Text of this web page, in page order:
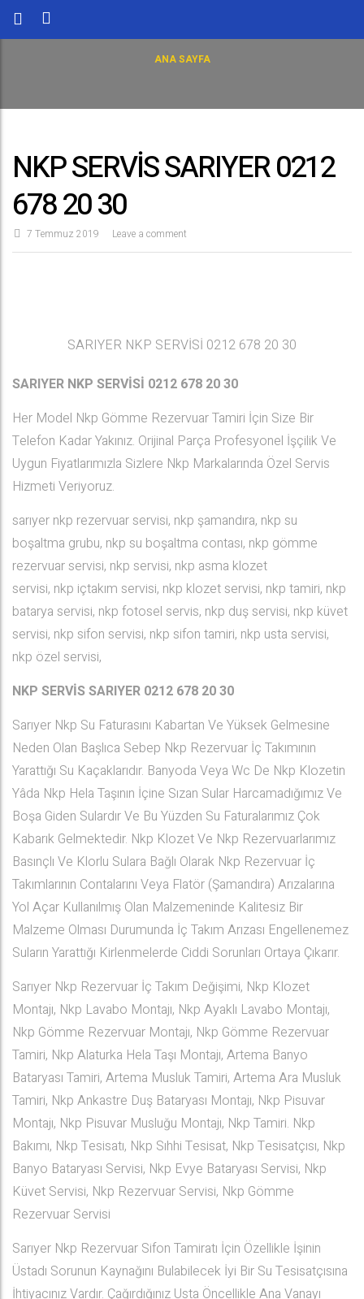
ANA SAYFA
NKP SERVİS SARIYER 0212
678 20 30
7 Temmuz 2019 Leave a comment
SARIYER NKP SERVİSİ 0212 678 20 30
SARIYER NKP SERVİSİ 0212 678 20 30
Her Model Nkp Gömme Rezervuar Tamiri İçin Size Bir
Telefon Kadar Yakınız. Orijinal Parça Profesyonel İşçilik Ve
Uygun Fiyatlarımızla Sizlere Nkp Markalarında Özel Servis
Hizmeti Veriyoruz.
sarıyer nkp rezervuar servisi, nkp şamandıra, nkp su
boşaltma grubu, nkp su boşaltma contası, nkp gömme
rezervuar servisi, nkp servisi, nkp asma klozet
servisi, nkp içtakım servisi, nkp klozet servisi, nkp tamiri, nkp
batarya servisi, nkp fotosel servis, nkp duş servisi, nkp küvet
servisi, nkp sifon servisi, nkp sifon tamiri, nkp usta servisi,
nkp özel servisi,
NKP SERVİS SARIYER 0212 678 20 30
Sarıyer Nkp Su Faturasını Kabartan Ve Yüksek Gelmesine
Neden Olan Başlıca Sebep Nkp Rezervuar İç Takımının
Yarattığı Su Kaçaklarıdır. Banyoda Veya Wc De Nkp Klozetin
Yâda Nkp Hela Taşının İçine Sızan Sular Harcamadığımız Ve
Boşa Giden Sulardır Ve Bu Yüzden Su Faturalarımız Çok
Kabarık Gelmektedir. Nkp Klozet Ve Nkp Rezervuarlarımız
Basınçlı Ve Klorlu Sulara Bağlı Olarak Nkp Rezervuar İç
Takımlarının Contalarını Veya Flatör (Şamandıra) Arızalarına
Yol Açar Kullanılmış Olan Malzemeninde Kalitesiz Bir
Malzeme Olması Durumunda İç Takım Arızası Engellenemez
Suların Yarattığı Kirlenmelerde Ciddi Sorunları Ortaya Çıkarır.
Sarıyer Nkp Rezervuar İç Takım Değişimi, Nkp Klozet
Montajı, Nkp Lavabo Montajı, Nkp Ayaklı Lavabo Montajı,
Nkp Gömme Rezervuar Montajı, Nkp Gömme Rezervuar
Tamiri, Nkp Alaturka Hela Taşı Montajı, Artema Banyo
Bataryası Tamiri, Artema Musluk Tamiri, Artema Ara Musluk
Tamiri, Nkp Ankastre Duş Bataryası Montajı, Nkp Pisuvar
Montajı, Nkp Pisuvar Musluğu Montajı, Nkp Tamiri. Nkp
Bakımı, Nkp Tesisatı, Nkp Sıhhi Tesisat, Nkp Tesisatçısı, Nkp
Banyo Bataryası Servisi, Nkp Evye Bataryası Servisi, Nkp
Küvet Servisi, Nkp Rezervuar Servisi, Nkp Gömme
Rezervuar Servisi
Sarıyer Nkp Rezervuar Sifon Tamiratı İçin Özellikle İşinin
Üstadı Sorunun Kaynağını Bulabilecek İyi Bir Su Tesisatçısına
İhtiyacınız Vardır. Çağırdığınız Usta Öncellikle Ana Vanayı